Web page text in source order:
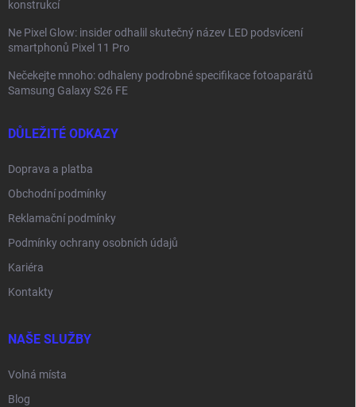
konstrukcí
Ne Pixel Glow: insider odhalil skutečný název LED podsvícení
smartphonů Pixel 11 Pro
Nečekejte mnoho: odhaleny podrobné specifikace fotoaparátů
Samsung Galaxy S26 FE
DŮLEŽITÉ ODKAZY
Doprava a platba
Obchodní podmínky
Reklamační podmínky
Podmínky ochrany osobních údajů
Kariéra
Kontakty
NAŠE SLUŽBY
Volná místa
Blog